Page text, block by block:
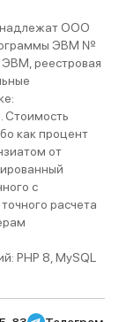
ООО
ЭВМ №
реестровая
. Стоимость
как процент
от
с
расчета
PHP 8, MySQL